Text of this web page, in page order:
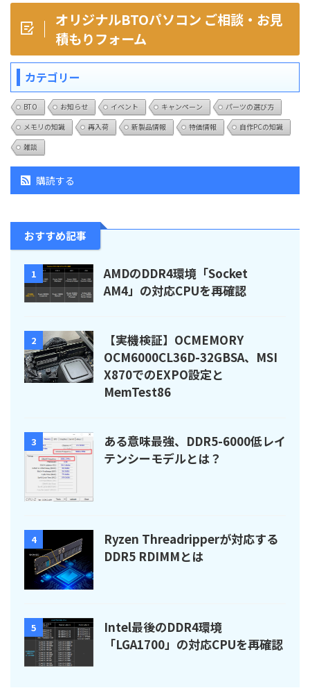
オリジナルBTOパソコン ご相談・お見
積もりフォーム
カテゴリー
BTO お知らせ イベント キャンペーン
パーツの選び方
メモリの知識
再入荷 新製品情報 特価情報
自作PCの知識
雑談
購読する
おすすめ記事
1
AMDのDDR4環境「Socket
AM4」の対応CPUを再確認
2
【実機検証】OCMEMORY
OCM6000CL36D-32GBSA、MSI
X870でのEXPO設定と
MemTest86
3
ある意味最強、DDR5-6000低レイ
テンシーモデルとは？
4
Ryzen Threadripperが対応する
DDR5 RDIMMとは
5
Intel最後のDDR4環境
「LGA1700」の対応CPUを再確認